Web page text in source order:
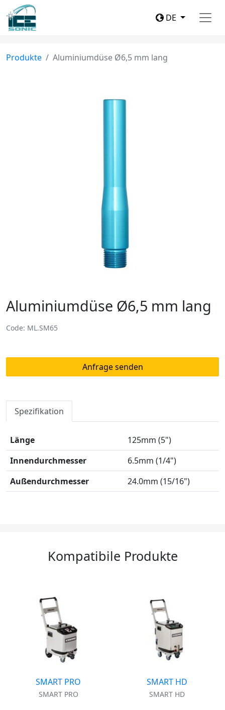
DE
Produkte Aluminiumdüse Ø6,5 mm lang
Aluminiumdüse Ø6,5 mm lang
Code: ML.SM65
Anfrage senden
Spezifikation
Länge
125mm (5")
Innendurchmesser
6.5mm (1/4")
Außendurchmesser
24.0mm (15/16")
Kompatibile Produkte
SMART PRO
SMART PRO
SMART HD
SMART HD